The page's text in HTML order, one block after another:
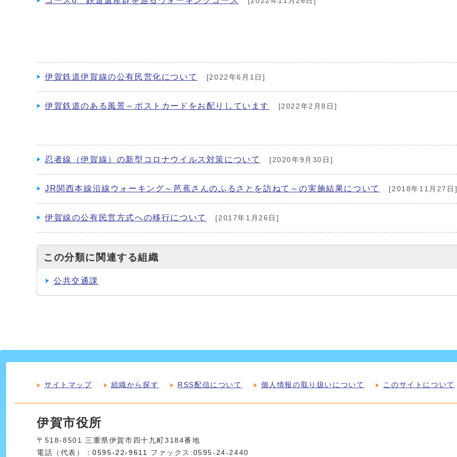
伊賀鉄道伊賀線の公有民営化について [2022年6月1日]
伊賀鉄道のある風景～ポストカードをお配りしています [2022年2月8日]
忍者線（伊賀線）の新型コロナウイルス対策について [2020年9月30日]
JR関西本線沿線ウォーキング～芭蕉さんのふるさとを訪ねて～の実施結果について [2018年11月27日
伊賀線の公有民営方式への移行について [2017年1月26日]
この分類に関連する組織
公共交通課
サイトマップ 組織から探す RSS配信について 個人情報の取り扱いについて このサイトについて
伊賀市役所
〒518-8501 三重県伊賀市四十九町3184番地
電話（代表）：0595-22-9611 ファックス:0595-24-2440